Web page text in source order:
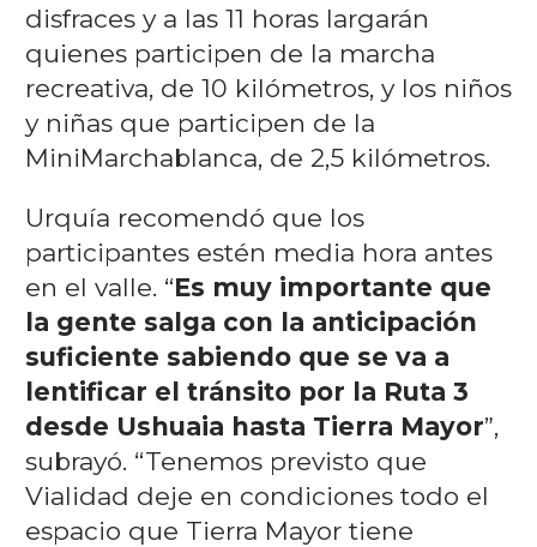
disfraces y a las 11 horas largarán
quienes participen de la marcha
recreativa, de 10 kilómetros, y los niños
y niñas que participen de la
MiniMarchablanca, de 2,5 kilómetros.
Urquía recomendó que los
participantes estén media hora antes
en el valle. “Es muy importante que
la gente salga con la anticipación
suficiente sabiendo que se va a
lentificar el tránsito por la Ruta 3
desde Ushuaia hasta Tierra Mayor”,
subrayó. “Tenemos previsto que
Vialidad deje en condiciones todo el
espacio que Tierra Mayor tiene